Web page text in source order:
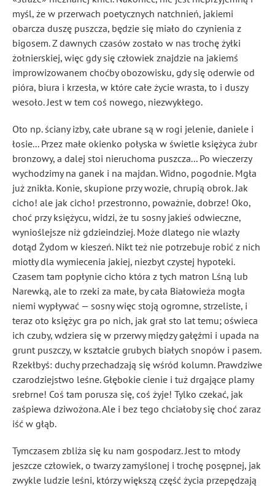
myśl, że w przerwach poetycznych natchnień, jakiemi
obarcza duszę puszcza, będzie się miało do czynienia z
bigosem. Z dawnych czasów zostało w nas trochę żyłki
żołnierskiej, więc gdy się człowiek znajdzie na jakiemś
improwizowanem choćby obozowisku, gdy się oderwie od
pióra, biura i krzesła, w które całe życie wrasta, to i duszy
wesoło. Jest w tem coś nowego, niezwykłego.
Oto np. ściany izby, całe ubrane są w rogi jelenie, daniele i
łosie... Przez małe okienko połyska w świetle księżyca żubr
bronzowy, a dalej stoi nieruchoma puszcza... Po wieczerzy
wychodzimy na ganek i na majdan. Widno, pogodnie. Mgła
już znikła. Konie, skupione przy wozie, chrupią obrok. Jak
cicho! ale jak cicho! przestronno, poważnie, dobrze! Oko,
choć przy księżycu, widzi, że tu sosny jakieś odwieczne,
wynioślejsze niż gdzieindziej. Może dlatego nie wlazły
dotąd Żydom w kieszeń. Nikt też nie potrzebuje robić z nich
miotły dla wymiecenia jakiej, niezbyt czystej hypoteki.
Czasem tam popłynie cicho która z tych matron Lśną lub
Narewką, ale to rzeki za małe, by cała Białowieża mogła
niemi wypływać — sosny więc stoją ogromne, strzeliste, i
teraz oto księżyc gra po nich, jak grał sto lat temu; oświeca
ich czuby, wdziera się w przerwy między gałęźmi i upada na
grunt puszczy, w kształcie grubych białych snopów i pasem.
Rzekłbyś: duchy przechadzają się wśród kolumn. Prawdziwe
czarodziejstwo leśne. Głębokie cienie i tuż drgające plamy
srebrne! Coś tam porusza się, coś żyje! Tylko czekać, jak
zaśpiewa dziwożona. Ale i bez tego chciałoby się choć zaraz
iść w głąb.
Tymczasem zbliża się ku nam gospodarz. Jest to młody
jeszcze człowiek, o twarzy zamyślonej i trochę posępnej, jak
zwykle ludzie leśni, którzy większą część życia przepędzają